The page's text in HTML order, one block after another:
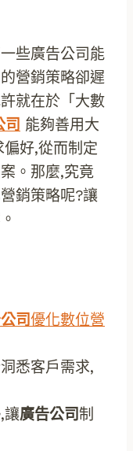
些廣告公司能
營銷策略卻遲
就在於「大數
司 能夠善用大
好,從而制定
。那麼,究竟
銷策略呢?讓
司優化數位營
悉客戶需求,
讓廣告公司制